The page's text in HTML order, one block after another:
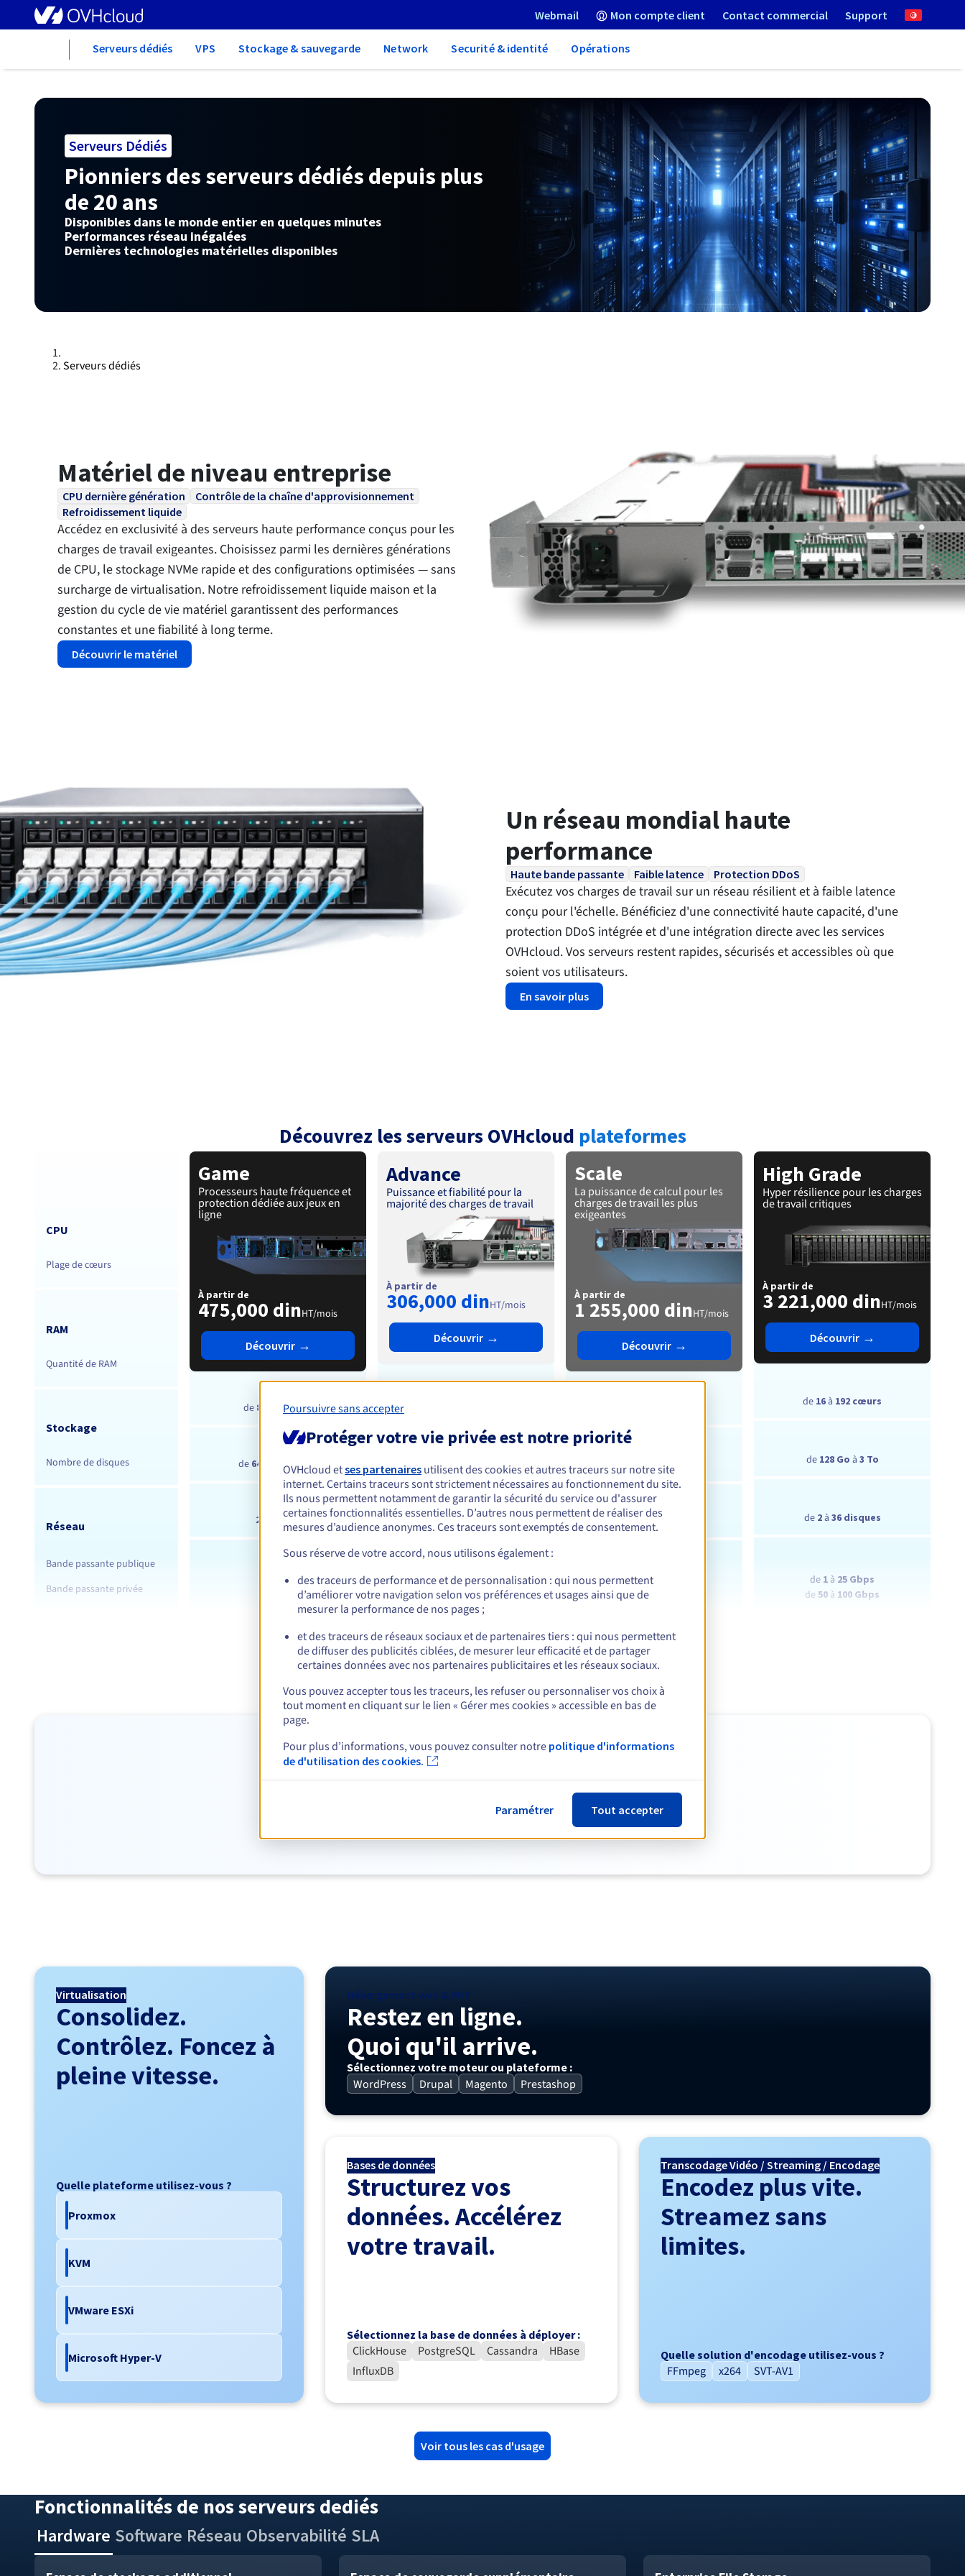
Webmail Mon compte client Contact commercial Support
Serveurs dédiés VPS Stockage & sauvegarde Network Securité & identité Opérations
Serveurs Dédiés
Pionniers des serveurs dédiés depuis plus
de 20 ans
Disponibles dans le monde entier en quelques minutes
Performances réseau inégalées
Dernières technologies matérielles disponibles
Serveurs dédiés
Matériel de niveau entreprise
CPU dernière génération
Contrôle de la chaîne d'approvisionnement
Refroidissement liquide
Accédez en exclusivité à des serveurs haute performance conçus pour les
charges de travail exigeantes. Choisissez parmi les dernières générations
de CPU, le stockage NVMe rapide et des configurations optimisées — sans
surcharge de virtualisation. Notre refroidissement liquide maison et la
gestion du cycle de vie matériel garantissent des performances
constantes et une fiabilité à long terme.
Découvrir le matériel
Un réseau mondial haute
performance
Haute bande passante Faible latence Protection DDoS
Exécutez vos charges de travail sur un réseau résilient et à faible latence
conçu pour l'échelle. Bénéficiez d'une connectivité haute capacité, d'une
protection DDoS intégrée et d'une intégration directe avec les services
OVHcloud. Vos serveurs restent rapides, sécurisés et accessibles où que
soient vos utilisateurs.
En savoir plus
Découvrez les serveurs OVHcloud plateformes
CPU
Plage de cœurs
RAM
Quantité de RAM
Stockage
Nombre de disques
Réseau
Bande passante publique
Bande passante privée
Game
Processeurs haute fréquence et
protection dédiée aux jeux en
ligne
À partir de
475,000 dinHT/mois
Découvrir →
de 8 16 cœurs
de 64 Go à256 Go
2 disques
1 Gbps
Advance
Puissance et fiabilité pour la
majorité des charges de travail
À partir de
306,000 dinHT/mois
Découvrir →
de2à8 disques
de1à 5 Gbps
25 Gbps
Scale
La puissance de calcul pour les
charges de travail les plus
exigeantes
À partir de
1 255,000 dinHT/mois
Découvrir →
de 128 Go à
de2à 6 disques
de1à25 Gbps
50 Gbps
High Grade
Hyper résilience pour les charges
de travail critiques
À partir de
3 221,000 dinHT/mois
Découvrir →
de 16à 192 cœurs
de 128 Go à 3 To
de 2à 36 disques
de 1 à 25 Gbps
de 50 à 100 Gbps
Voir plus
Voir tous les serveurs
Virtualisation
Consolidez.
Contrôlez. Foncez à
pleine vitesse.
Quelle plateforme utilisez-vous ?
Proxmox
KVM
VMware ESXi
Microsoft Hyper-V
Hébergement web & PHP
Restez en ligne.
Quoi qu'il arrive.
Sélectionnez votre moteur ou plateforme :
WordPress Drupal Magento Prestashop
Bases de données
Structurez vos
données. Accélérez
votre travail.
Sélectionnez la base de données à déployer :
ClickHouse PostgreSQL Cassandra
HBase
InfluxDB
Transcodage Vidéo / Streaming / Encodage
Encodez plus vite.
Streamez sans
limites.
Quelle solution d'encodage utilisez-vous ?
FFmpeg x264 SVT-AV1
Voir tous les cas d'usage
Fonctionnalités de nos serveurs dediés
Hardware Software Réseau Observabilité SLA
Poursuivre sans accepter
Protéger votre vie privée est notre priorité
OVHcloud etses partenaires utilisent des cookies et autres traceurs sur notre site
internet. Certains traceurs sont strictement nécessaires au fonctionnement du site.
Ils nous permettent notamment de garantir la sécurité du service ou d'assurer
certaines fonctionnalités essentielles. D’autres nous permettent de réaliser des
mesures d’audience anonymes. Ces traceurs sont exemptés de consentement.
Sous réserve de votre accord, nous utilisons également :
des traceurs de performance et de personnalisation : qui nous permettent
d’améliorer votre navigation selon vos préférences et usages ainsi que de
mesurer la performance de nos pages ;
et des traceurs de réseaux sociaux et de partenaires tiers : qui nous permettent
de diffuser des publicités ciblées, de mesurer leur efficacité et de partager
certaines données avec nos partenaires publicitaires et les réseaux sociaux.
Vous pouvez accepter tous les traceurs, les refuser ou personnaliser vos choix à
tout moment en cliquant sur le lien « Gérer mes cookies » accessible en bas de
page.
Pour plus d’informations, vous pouvez consulter notre politique d'informations
de d'utilisation des cookies.
Paramétrer Tout accepter